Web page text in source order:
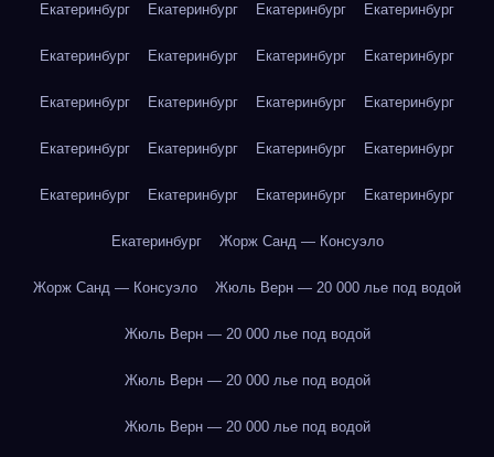
Екатеринбург Екатеринбург Екатеринбург Екатеринбург
Екатеринбург Екатеринбург Екатеринбург Екатеринбург
Екатеринбург Екатеринбург Екатеринбург Екатеринбург
Екатеринбург Екатеринбург Екатеринбург Екатеринбург
Екатеринбург Екатеринбург Екатеринбург Екатеринбург
Екатеринбург Жорж Санд — Консуэло
Жорж Санд — Консуэло Жюль Верн — 20 000 лье под водой
Жюль Верн — 20 000 лье под водой
Жюль Верн — 20 000 лье под водой
Жюль Верн — 20 000 лье под водой